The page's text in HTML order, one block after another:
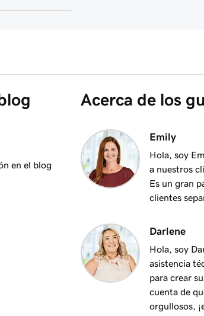
2m 22s
en el blog
Acerca de los
Emily
Hola, soy
a nuestros
Es un gran
clientes
Darlene
Hola, soy
asistencia
para crear
cuenta de
orgullosos,